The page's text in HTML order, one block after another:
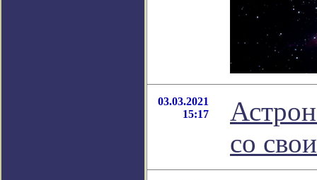
03.03.2021
15:17
со